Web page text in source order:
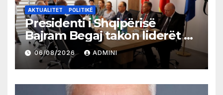
AKTUALITET POLITIKË
Presidenti i Shqipërisë
Bajram Begaj takon liderët e
partive shqiptare në Ulqin
06/08/2026 ADMINI